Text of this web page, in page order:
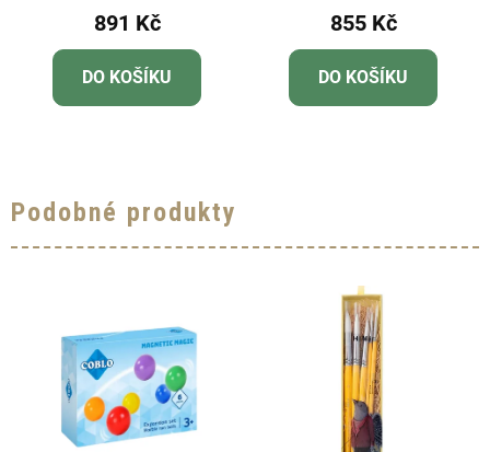
891 Kč
DO KOŠÍKU
855 Kč
DO KOŠÍKU
Podobné produkty